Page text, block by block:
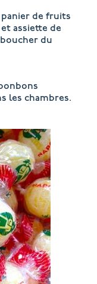
de fruits
assiette de
du
les chambres.